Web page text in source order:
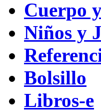
Cuerpo
Niños y
Bolsillo
Libros-e